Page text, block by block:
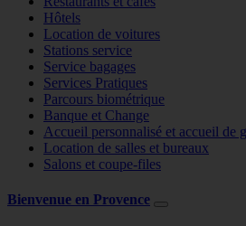
Hôtels
Location de voitures
Stations service
Service bagages
Services Pratiques
Parcours biométrique
Banque et Change
Accueil personnalisé et accueil de
Location de salles et bureaux
Salons et coupe-files
Bienvenue en Provence